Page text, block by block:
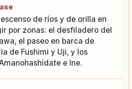
de ríos y de orilla en
por zonas: el desfiladero del
el paseo en barca de
de Fushimi y Uji, y los
e Ine.